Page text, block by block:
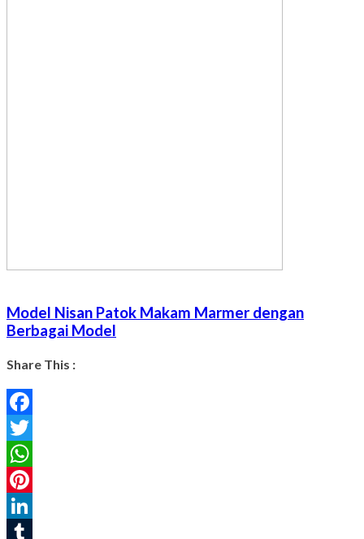
Model Nisan Patok Makam Marmer dengan
Berbagai Model
Share This :
Facebook
Twitter
WhatsApp
Pinterest